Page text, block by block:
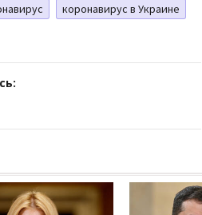
коронавирус в Украине